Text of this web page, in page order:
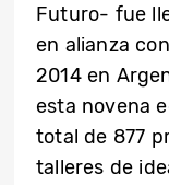
Futuro- fue
en alianza
2014 en
esta novena
total de 877
talleres de